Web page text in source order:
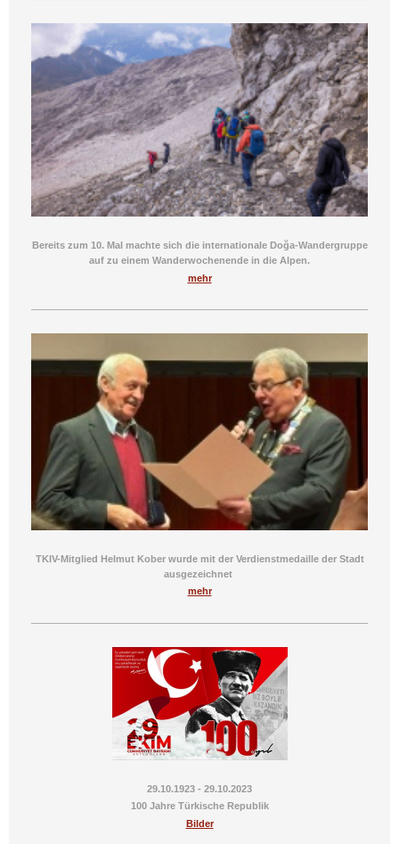
Bereits zum 10. Mal machte sich die internationale Doğa-Wandergruppe
auf zu einem Wanderwochenende in die Alpen.
mehr
TKIV-Mitglied Helmut Kober wurde mit der Verdienstmedaille der Stadt
ausgezeichnet
mehr
29.10.1923 - 29.10.2023
100 Jahre Türkische Republik
Bilder